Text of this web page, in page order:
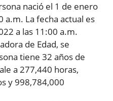
nació el 1 de enero
a.m. La fecha actual es
a las 11:00 a.m.
de Edad, se
tiene 32 años de
a 277,440 horas,
y 998,784,000